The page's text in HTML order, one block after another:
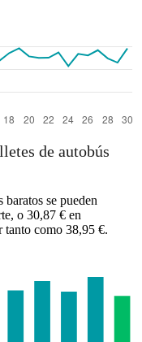
de autobús
se pueden
o 30,87 € en
tanto como 38,95 €.